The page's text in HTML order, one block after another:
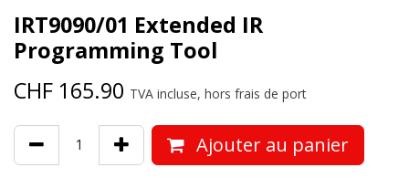
IRT9090/01 Extended IR
Programming Tool
CHF 165.90 TVA incluse, hors frais de port
Ajouter au panier